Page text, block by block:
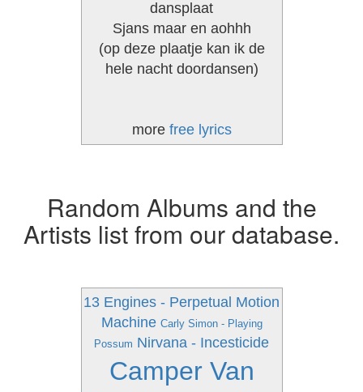
dansplaat
Sjans maar en aohhh
(op deze plaatje kan ik de
hele nacht doordansen)
more free lyrics
Random Albums and the
Artists list from our database.
13 Engines - Perpetual Motion
Machine Carly Simon - Playing
Possum Nirvana - Incesticide
Camper Van